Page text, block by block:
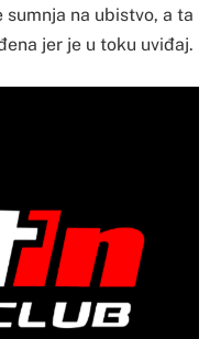
na ubistvo, a ta
jer je u toku uviđaj.